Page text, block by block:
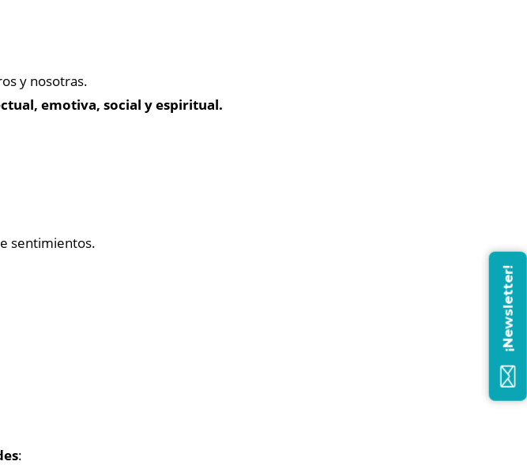
y nosotras.
emotiva, social y espiritual.
sentimientos.
:
¡Newsletter!